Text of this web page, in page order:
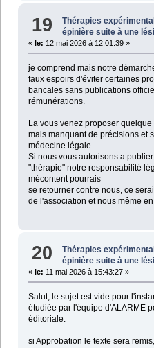
19 Thérapies
épinière suite à une
« le: 12 mai 2026 à 12:01:39 »
je comprend mais notre
faux espoirs d'éviter certaines
bancales sans publications
rémunérations.
La vous venez proposer
mais manquant de précisions et
médecine légale.
Si nous vous autorisons a
"thérapie" notre responsabilité
mécontent pourrais
se retourner contre nous, ce
de l'association et nous même
20 Thérapies
épinière suite à une
« le: 11 mai 2026 à 15:43:27 »
Salut, le sujet est vide pour
étudiée par l'équipe d'ALARME
éditoriale.
si Approbation le texte sera